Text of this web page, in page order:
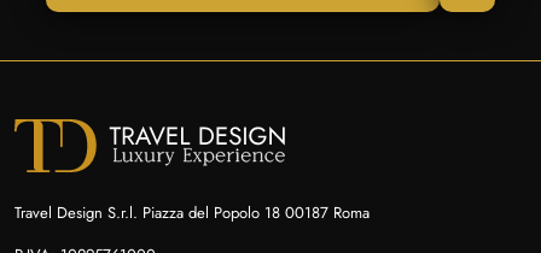
Travel Design S.r.l. Piazza del Popolo 18 00187 Roma